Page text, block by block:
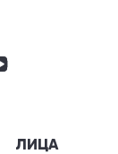
ЛИЦА